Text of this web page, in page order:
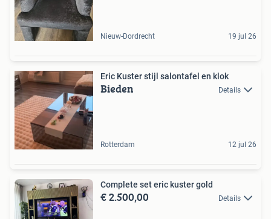
Nieuw-Dordrecht 19 jul 26
Eric Kuster stijl salontafel en klok
Bieden Details
Rotterdam 12 jul 26
Complete set eric kuster gold
€ 2.500,00 Details